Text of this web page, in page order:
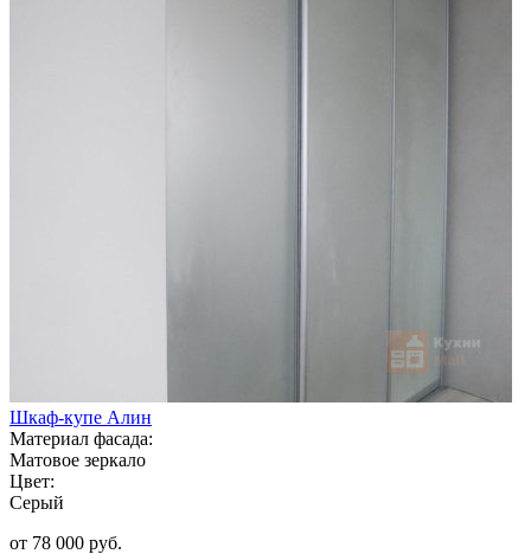
Шкаф-купе Алин
Материал фасада:
Матовое зеркало
Цвет:
Серый
от 78 000 руб.